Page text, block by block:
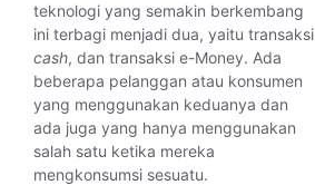
teknologi yang semakin berkembang
ini terbagi menjadi dua, yaitu transaksi
cash, dan transaksi e-Money. Ada
beberapa pelanggan atau konsumen
yang menggunakan keduanya dan
ada juga yang hanya menggunakan
salah satu ketika mereka
mengkonsumsi sesuatu.